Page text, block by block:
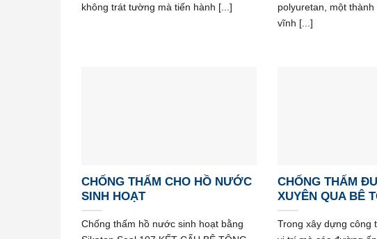
không trát tường mà tiến hành [...]
polyuretan, một
vĩnh [...]
CHỐNG THẤM CHO HỒ NƯỚC
SINH HOẠT
Chống thấm hồ nước sinh hoạt bằng
CHỐNG THẤM
XUYÊN QUA BÊ
Trong xây dựng công